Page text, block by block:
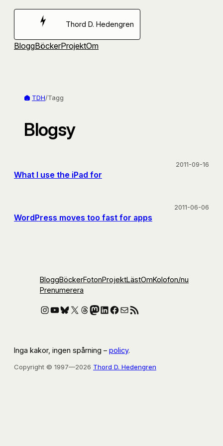
Hoppa
Thord D. Hedengren
BloggBöckerProjektOm
TDH/Tagg
Blogsy
What I use the iPad for
2011-09-16
WordPress moves too fast for apps
2011-06-06
BloggBöckerFotonProjektLästOmKolofon/nu
Prenumerera
Instagram
YouTube
Bluesky
X Threads
Mastodon
LinkedIn
Facebook
E-postRSS-flöde
Inga kakor, ingen spårning – policy.
Copyright © 1997—2026 Thord D. Hedengren